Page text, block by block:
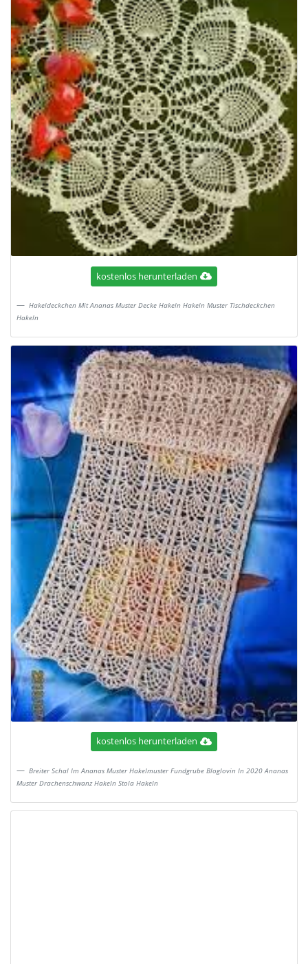
kostenlos herunterladen
Hakeldeckchen Mit Ananas Muster Decke Hakeln Hakeln Muster Tischdeckchen
Hakeln
kostenlos herunterladen
Breiter Schal Im Ananas Muster Hakelmuster Fundgrube Bloglovin In 2020 Ananas
Muster Drachenschwanz Hakeln Stola Hakeln